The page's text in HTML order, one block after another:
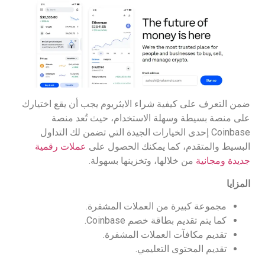
ضمن التعرف على كيفية شراء الايثريوم يجب أن يقع اختيارك
على منصة بسيطة وسهلة الاستخدام، حيث تُعد منصة
Coinbase إحدى الخيارات الجيدة التي تضمن لك التداول
البسيط والمتقدم، كما يمكنك الحصول على عملات رقمية
جديدة ومجانية من خلالها، وتخزينها بسهولة.
المزايا
مجموعة كبيرة من العملات المشفرة.
كما يتم تقديم بطاقة خصم Coinbase.
تقديم مكافآت العملات المشفرة.
تقديم المحتوى التعليمي.